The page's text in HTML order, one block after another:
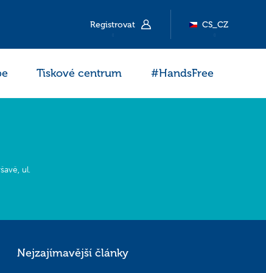
Registrovat CS_CZ
Tiskové centrum #HandsFree
ul.
Poskytnutý
Nejzajímavější články